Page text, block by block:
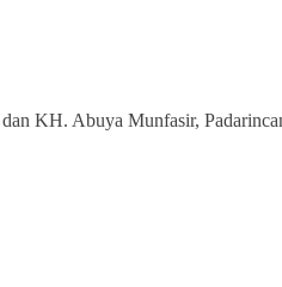
KH. Abuya Munfasir,